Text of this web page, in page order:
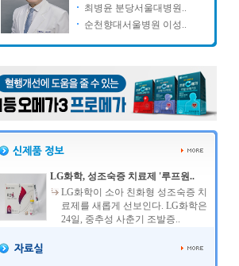
최병윤 분당서울대병원..
순천향대서울병원 이성..
LG화학, 성조숙증 치료제 '루프원..
LG화학이 소아 친화형 성조숙증 치
료제를 새롭게 선보인다. LG화학은
24일, 중추성 사춘기 조발증..